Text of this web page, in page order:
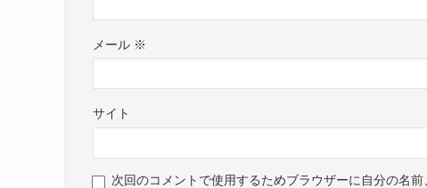
メール ※
サイト
次回のコメントで使用するためブラウザーに自分の名